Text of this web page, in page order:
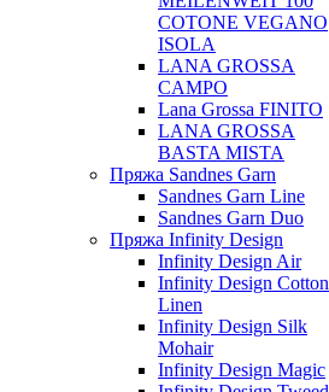
COTONE VEGANO
ISOLA
LANA GROSSA
CAMPO
Lana Grossa FINITO
LANA GROSSA
BASTA MISTA
Пряжа Sandnes Garn
Sandnes Garn Line
Sandnes Garn Duo
Пряжа Infinity Design
Infinity Design Air
Infinity Design Cotton
Linen
Infinity Design Silk
Mohair
Infinity Design Magic